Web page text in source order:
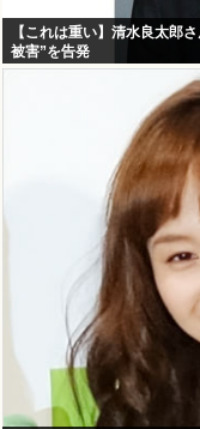
【これは重い】清水良太郎
被害”を告発